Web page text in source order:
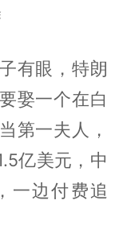
有眼，特朗
娶一个在白
第一夫人，
亿美元，中
一边付费追